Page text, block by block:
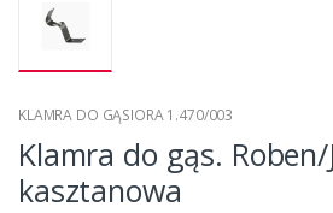
KLAMRA DO GĄSIORA 1.470/003
Klamra do gąs.
kasztanowa